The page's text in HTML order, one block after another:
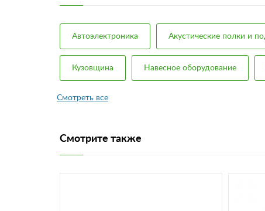
Автоэлектроника Акустические полки и
Кузовщина Навесное оборудование
Смотрите также